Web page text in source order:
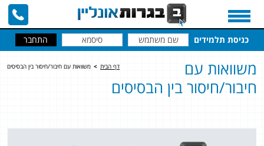
כניסת תלמידים
דף הבית > משוואות עם חיבור/חיסור בין הבסיסים
משוואות עם
חיבור/חיסור בין הבסיסים